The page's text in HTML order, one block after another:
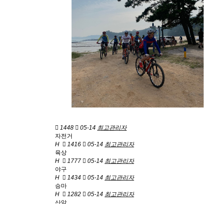
1448 05-14 최고관리자
자전거
H
1416 05-14 최고관리자
육상
H
1777 05-14 최고관리자
야구
H
1434 05-14 최고관리자
승마
H
1282 05-14 최고관리자
산악